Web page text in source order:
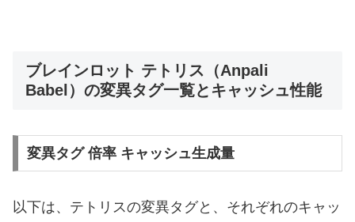
ブレインロット テトリス（Anpali
Babel）の変異タグ一覧とキャッシュ性能
変異タグ 倍率 キャッシュ生成量
以下は、テトリスの変異タグと、それぞれのキャッ